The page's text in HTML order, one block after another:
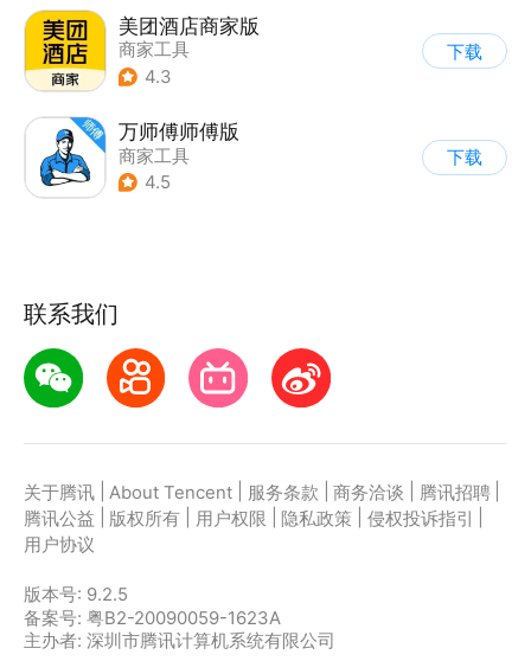
美团酒店商家版
商家工具
4.3
下载
万师傅师傅版
商家工具
4.5
下载
联系我们
关于腾讯 About Tencent 服务条款 商务洽谈 腾讯招聘
腾讯公益
版权所有 用户权限 隐私政策 侵权投诉指引
用户协议
版本号: 9.2.5
备案号: 粤B2-20090059-1623A
主办者: 深圳市腾讯计算机系统有限公司